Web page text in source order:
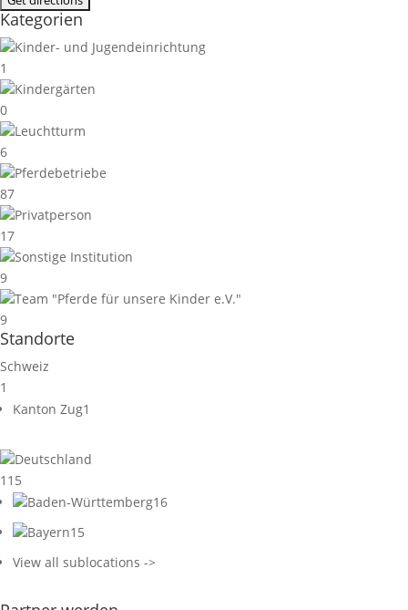
Kategorien
Kinder- und Jugendeinrichtung
1
Kindergärten
0
Leuchtturm
6
Pferdebetriebe
87
Privatperson
17
Sonstige Institution
9
Team "Pferde für unsere Kinder e.V."
9
Standorte
Schweiz
1
Kanton Zug1
Deutschland
115
Baden-Württemberg16
Bayern15
View all sublocations ->